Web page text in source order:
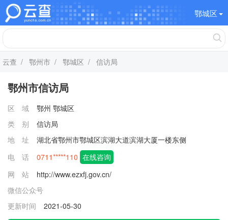
鄂城区
云查 / 鄂州市 / 鄂城区 / 信访局
鄂州市信访局
区 域 鄂州 鄂城区
类 别
信访局
地 址
湖北省鄂州市鄂城区滨湖大道滨湖大厦一楼东侧
电 话
0711*****110 在线咨询
网 站
http://www.ezxfj.gov.cn/
微信公众号
更新时间
2021-05-30